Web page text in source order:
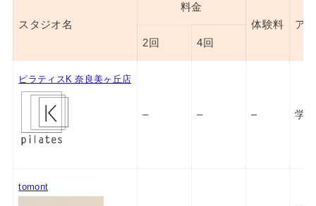
スタジオ名
料金
体験料
ア
2回
4回
ピラティスK 奈良美ヶ丘店
– – – 学
tomont